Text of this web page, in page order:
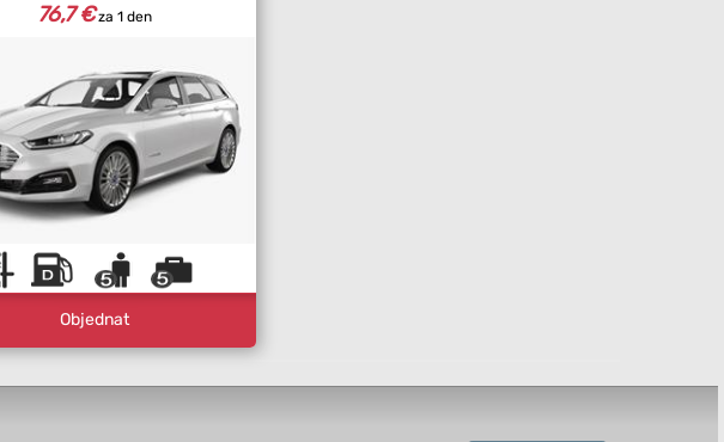
76,7 €za 1 den
Objednat